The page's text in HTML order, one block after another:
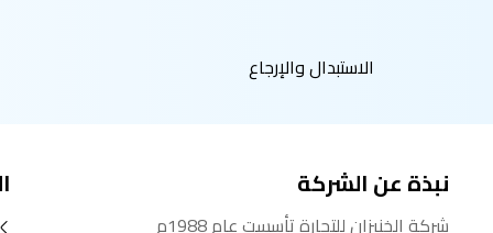
الاستبدال والإرجاع
نبذة عن الشركة
شركة الخنيزان للتجارة تأسست عام 1988م